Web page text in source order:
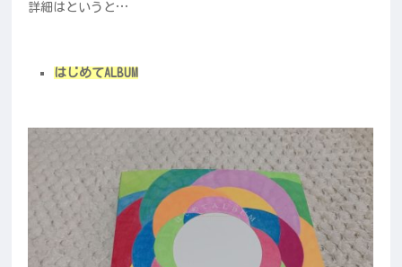
詳細はというと…
はじめてALBUM